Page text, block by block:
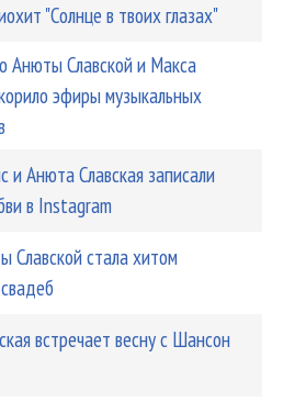
"Солнце в твоих глазах"
Анюты Славской и Макса
эфиры музыкальных
и Анюта Славская записали
в Instagram
Славской стала хитом
встречает весну с Шансон